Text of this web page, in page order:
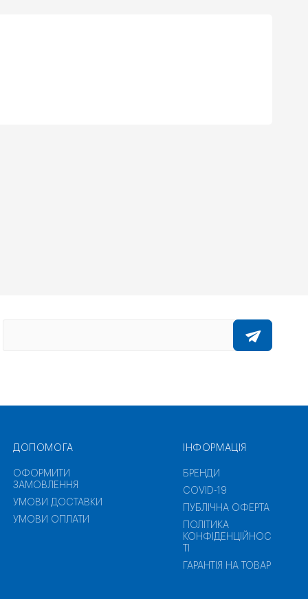
ДОПОМОГА
ОФОРМИТИ
ЗАМОВЛЕННЯ
УМОВИ ДОСТАВКИ
УМОВИ ОПЛАТИ
ІНФОРМАЦІЯ
БРЕНДИ
COVID-19
ПУБЛІЧНА ОФЕРТА
ПОЛІТИКА
КОНФІДЕНЦІЙНОС
ГАРАНТІЯ НА ТОВАР